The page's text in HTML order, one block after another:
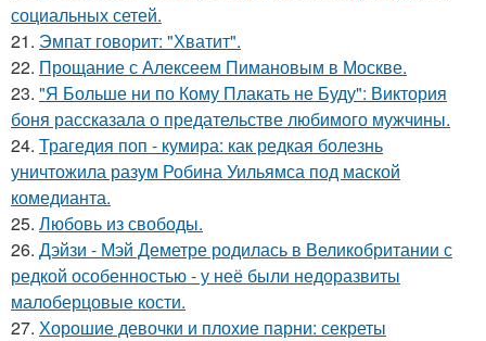
социальных сетей.
21. Эмпат говорит: "Хватит".
22. Прощание с Алексеем Пимановым в Москве.
23. "Я Больше ни по Кому Плакать не Буду": Виктория
боня рассказала о предательстве любимого мужчины.
24. Трагедия поп - кумира: как редкая болезнь
уничтожила разум Робина Уильямса под маской
комедианта.
25. Любовь из свободы.
26. Дэйзи - Мэй Деметре родилась в Великобритании с
редкой особенностью - у неё были недоразвиты
малоберцовые кости.
27. Хорошие девочки и плохие парни: секреты